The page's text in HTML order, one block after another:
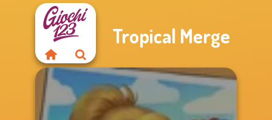
Tropical Merge